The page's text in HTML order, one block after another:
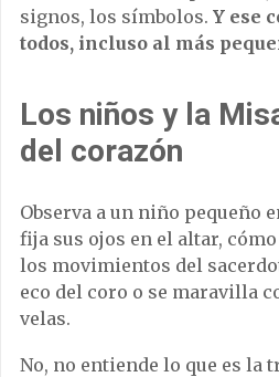
signos, los símbolos. Y ese
todos, incluso al más
Los niños y la
del corazón
Observa a un niño pequeño
fija sus ojos en el altar,
los movimientos del
eco del coro o se maravilla
velas.
No, no entiende lo que es la